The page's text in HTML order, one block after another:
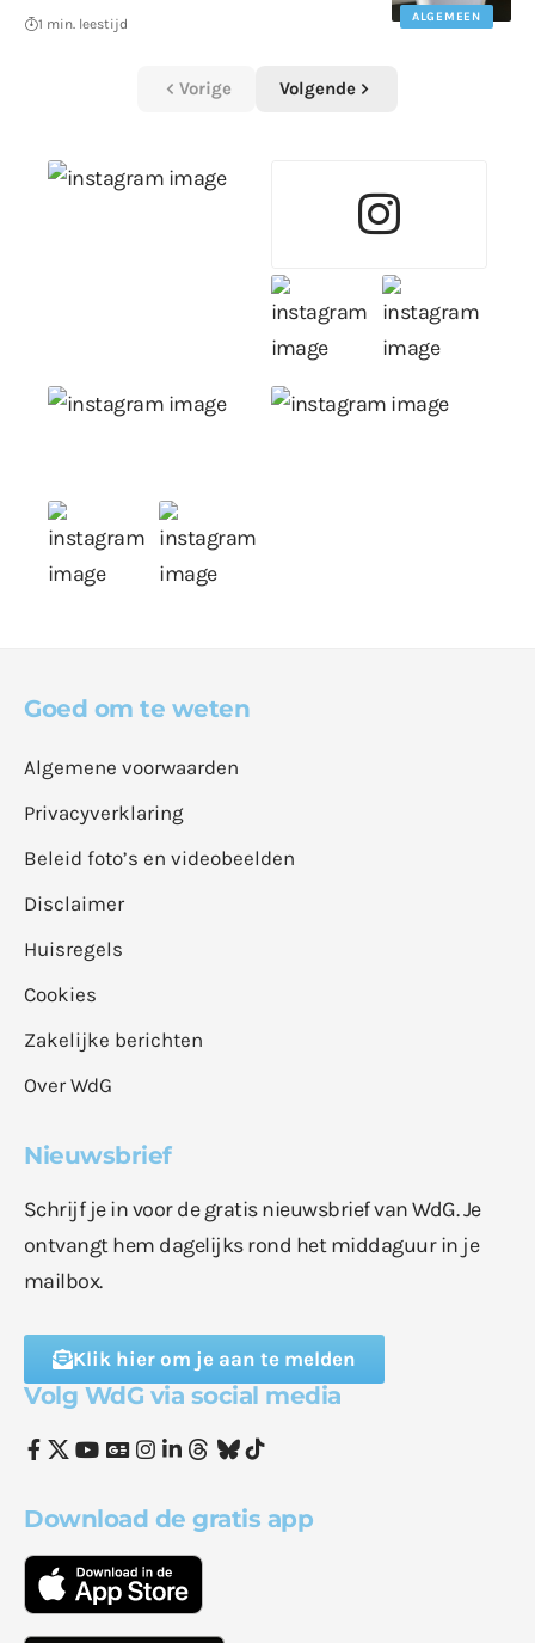
ALGEMEEN
1 min. leestijd
Vorige Volgende
Goed om te weten
Algemene voorwaarden
Privacyverklaring
Beleid foto’s en videobeelden
Disclaimer
Huisregels
Cookies
Zakelijke berichten
Over WdG
Nieuwsbrief
Schrijf je in voor de gratis nieuwsbrief van WdG. Je
ontvangt hem dagelijks rond het middaguur in je
mailbox.
Klik hier om je aan te melden
Volg WdG via social media
Download de gratis app